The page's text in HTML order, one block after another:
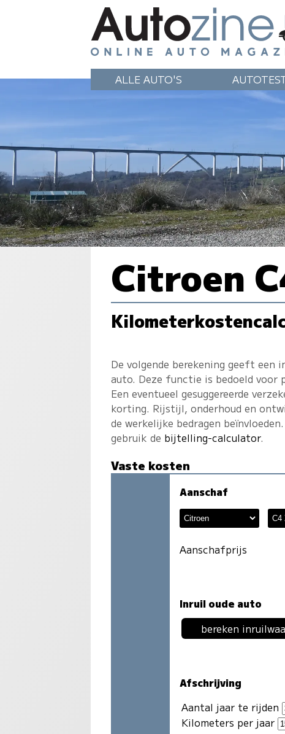
ALLE AUTO'S
Citroen
De volgende berekening geeft een
auto. Deze functie is bedoeld voor
Een eventueel gesuggereerde
korting. Rijstijl, onderhoud en
de werkelijke bedragen beïnvloeden.
gebruik de bijtelling-calculator.
Vaste kosten
Aanschaf
Aanschafprijs
Inruil oude auto
bereken
Afschrijving
Aantal jaar te rijden
Kilometers per jaar